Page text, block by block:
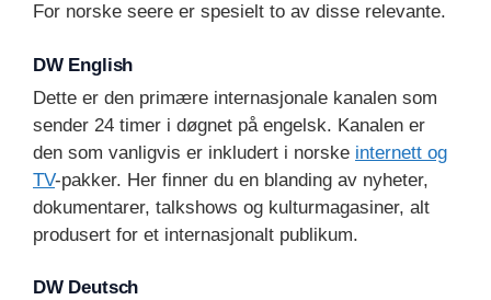
For norske seere er spesielt to av disse relevante.
DW English
Dette er den primære internasjonale kanalen som
sender 24 timer i døgnet på engelsk. Kanalen er
den som vanligvis er inkludert i norske internett og
TV-pakker. Her finner du en blanding av nyheter,
dokumentarer, talkshows og kulturmagasiner, alt
produsert for et internasjonalt publikum.
DW Deutsch